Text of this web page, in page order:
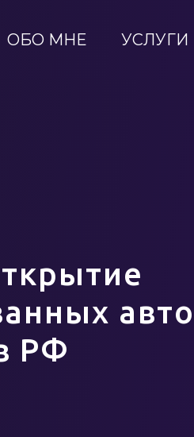
ОБО МНЕ УСЛУГИ
РФ